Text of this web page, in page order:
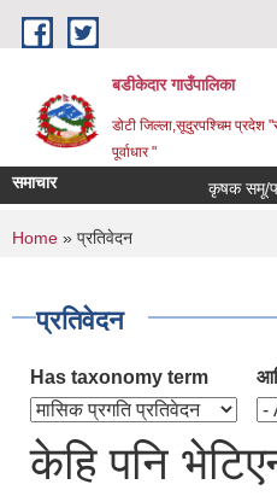
Skip to main content
बडीकेदार गाउँपालिका
डोटी जिल्ला,सूदुरपश्चिम प्रदेश
पूर्वाधार "
समाचार कृषक समू/
You are here
Home » प्रतिवेदन
प्रतिवेदन
Has taxonomy term
केहि पनि